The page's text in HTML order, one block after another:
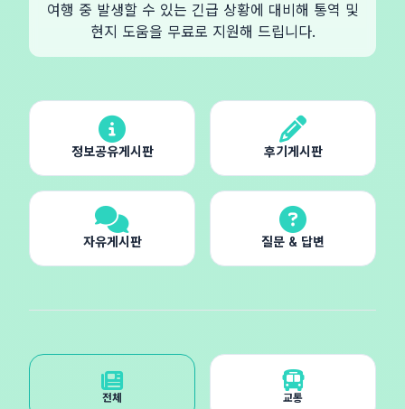
여행 중 발생할 수 있는 긴급 상황에 대비해 통역 및
현지 도움을 무료로 지원해 드립니다.
정보공유게시판 후기게시판
자유게시판 질문 & 답변
전체 교통